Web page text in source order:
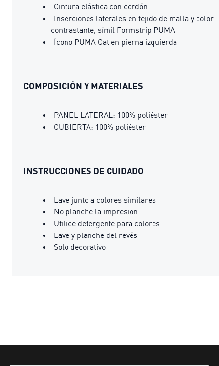
Cintura elástica con cordón
Inserciones laterales en tejido de malla y color
contrastante, símil Formstrip PUMA
Ícono PUMA Cat en pierna izquierda
COMPOSICIÓN Y MATERIALES
PANEL LATERAL: 100% poliéster
CUBIERTA: 100% poliéster
INSTRUCCIONES DE CUIDADO
Lave junto a colores similares
No planche la impresión
Utilice detergente para colores
Lave y planche del revés
Solo decorativo